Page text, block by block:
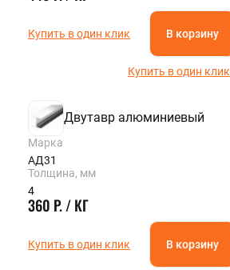
Купить в один клик В корзину
Купить в один клик
Двутавр алюминиевый
Марка
АД31
Толщина, мм
4
360 Р. / КГ
Купить в один клик В корзину